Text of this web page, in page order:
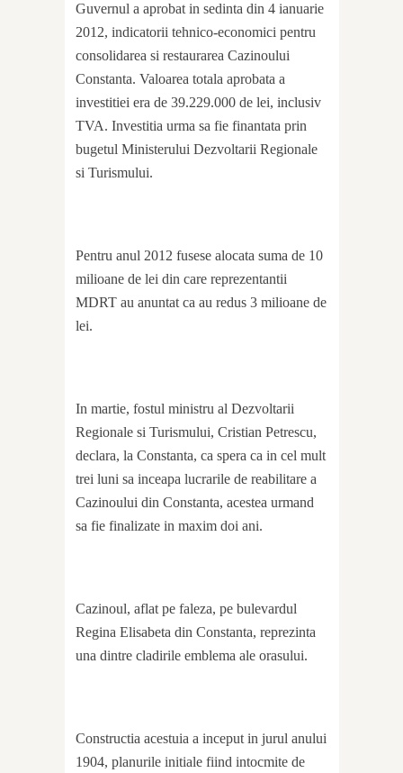
Guvernul a aprobat in sedinta din 4 ianuarie
2012, indicatorii tehnico-economici pentru
consolidarea si restaurarea Cazinoului
Constanta. Valoarea totala aprobata a
investitiei era de 39.229.000 de lei, inclusiv
TVA. Investitia urma sa fie finantata prin
bugetul Ministerului Dezvoltarii Regionale
si Turismului.
Pentru anul 2012 fusese alocata suma de 10
milioane de lei din care reprezentantii
MDRT au anuntat ca au redus 3 milioane de
lei.
In martie, fostul ministru al Dezvoltarii
Regionale si Turismului, Cristian Petrescu,
declara, la Constanta, ca spera ca in cel mult
trei luni sa inceapa lucrarile de reabilitare a
Cazinoului din Constanta, acestea urmand
sa fie finalizate in maxim doi ani.
Cazinoul, aflat pe faleza, pe bulevardul
Regina Elisabeta din Constanta, reprezinta
una dintre cladirile emblema ale orasului.
Constructia acestuia a inceput in jurul anului
1904, planurile initiale fiind intocmite de